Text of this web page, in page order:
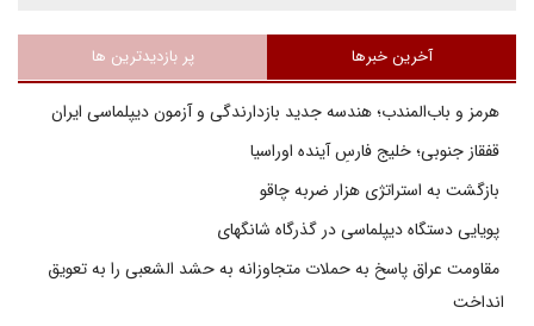
آخرین خبرها پر بازدیدترین ها
هرمز و باب‌المندب؛ هندسه جدید بازدارندگی و آزمون دیپلماسی ایران
قفقاز جنوبی؛ خلیج فارسِ آینده اوراسیا
بازگشت به استراتژی هزار ضربه چاقو
پویایی دستگاه دیپلماسی در گذرگاه شانگهای
مقاومت عراق پاسخ به حملات متجاوزانه به حشد الشعبی را به تعویق
انداخت